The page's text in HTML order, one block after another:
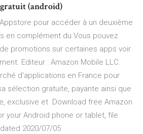
(android)
pour accéder à un deuxième
en complément du Vous pouvez
promotions sur certaines apps voir
Editeur : Amazon Mobile LLC.
d'applications en France pour
sélection gratuite, payante ainsi que
exclusive et Download free Amazon
your Android phone or tablet, file
2020/07/05